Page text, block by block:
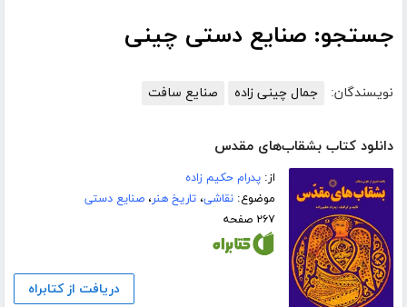
جستجو: صنایع دستی چینی
نویسندگان: جمال چینی زاده صنایع سافت
دانلود کتاب بشقاب‌های مقدس
از:پدرام حکیم زاده
موضوع:نقاشی،تاریخ هنر،صنایع دستی
۲۶۷ صفحه
دریافت از کتابراه